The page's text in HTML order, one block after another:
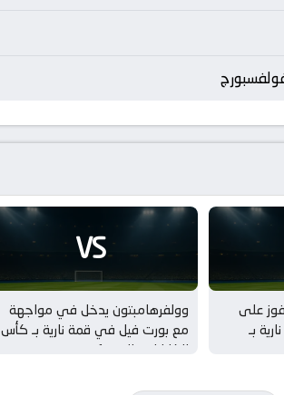
على
بـ
VS
وولفرهامبتون يدخل في مواجهة
مع بورت فيل في قمة نارية بـ كأس
الكاراباو – الدور 1